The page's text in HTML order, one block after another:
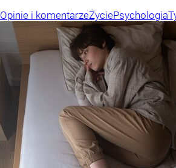
Opinie i komentarzeŻyciePsychologia